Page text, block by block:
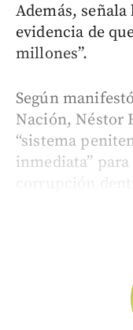
Además,
evidencia de
millones”.
Según
Nación, Néstor
“sistema
inmediata”
corrupción